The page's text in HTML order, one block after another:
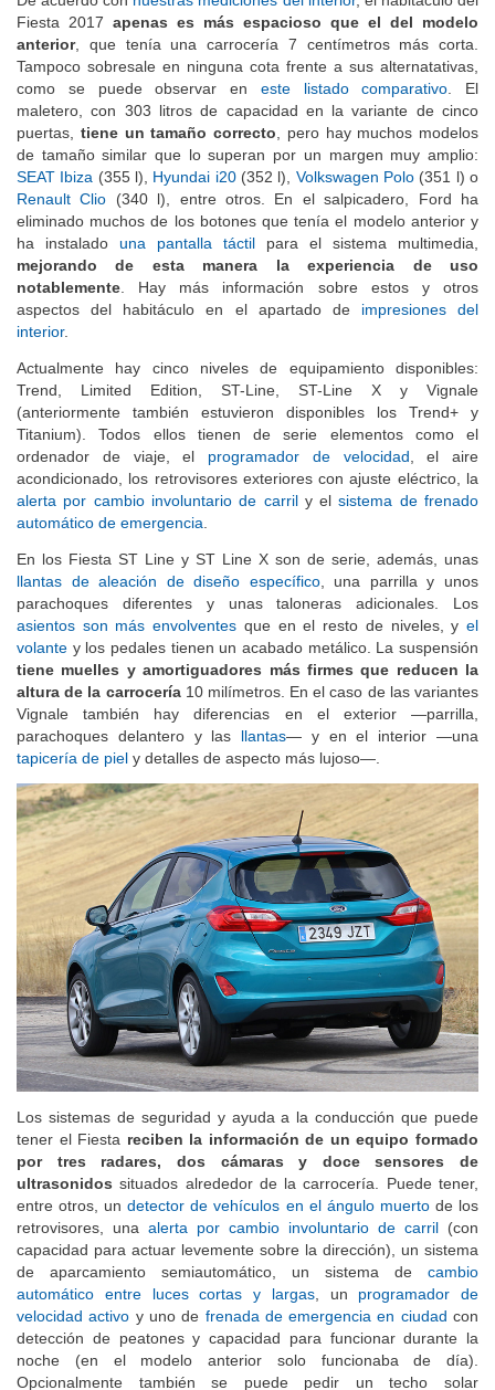
De acuerdo connuestras mediciones del interior, el habitáculo del
Fiesta 2017apenas es más espacioso que el del modelo
anterior, que tenía una carrocería 7 centímetros más corta.
Tampoco sobresale en ninguna cota frente a sus alternatativas,
como se puede observar eneste listado comparativo. El
maletero, con 303 litros de capacidad en la variante de cinco
puertas,tiene un tamaño correcto, pero hay muchos modelos
de tamaño similar que lo superan por un margen muy amplio:
SEAT Ibiza(355 l), Hyundai i20(352 l), Volkswagen Polo
(351 l) o
Renault Clio(340 l), entre otros. En el salpicadero, Ford ha
eliminado muchos de los botones que tenía el modelo anterior y
ha instaladouna pantalla táctilpara el sistema multimedia,
mejorando de esta manera la experiencia de uso
notablemente
. Hay más información sobre estos y otros
aspectos del habitáculo en el apartado de
Actualmente hay cinco niveles de equipamiento disponibles:
Trend, Limited Edition, ST-Line, ST-Line X y Vignale
(anteriormente también estuvieron disponibles los Trend+ y
Titanium). Todos ellos tienen de serie elementos como el
ordenador de viaje, elprogramador de velocidad, el aire
acondicionado, los retrovisores exteriores con ajuste eléctrico, la
alerta por cambio involuntario de carril
En los Fiesta ST Line y ST Line X son de serie, además, unas
llantas de aleación de diseño específico, una parrilla y unos
parachoques diferentes y unas taloneras adicionales. Los
asientos son más envolventes que en el resto de niveles, yel
volantey los pedales tienen un acabado metálico. La suspensión
tiene muelles y amortiguadores más firmes que reducen la
altura de la carrocería 10 milímetros. En el caso de las variantes
Vignale también hay diferencias en el exterior —parrilla,
parachoques delantero y lasllantas— y en el interior —una
Los sistemas de seguridad y ayuda a la conducción que puede
tener el Fiestareciben la información de un equipo formado
por tres radares, dos cámaras y doce sensores de
ultrasonidossituados alrededor de la carrocería. Puede tener,
entre otros, undetector de vehículos en el ángulo muertode los
retrovisores, unaalerta por cambio involuntario de carril(con
capacidad para actuar levemente sobre la dirección), un sistema
de aparcamiento semiautomático, un sistema decambio
automático entre luces cortas y largas, unprogramador de
velocidad activoy uno de frenada de emergencia en ciudadcon
detección de peatones y capacidad para funcionar durante la
noche (en el modelo anterior solo funcionaba de día).